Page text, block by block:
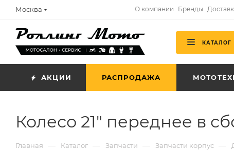
Москва О компании Бренды
КАТАЛОГ
АКЦИИ РАСПРОДАЖА
Колесо 21" переднее в
Главная — Каталог — Запчасти — Запчасти корпус —